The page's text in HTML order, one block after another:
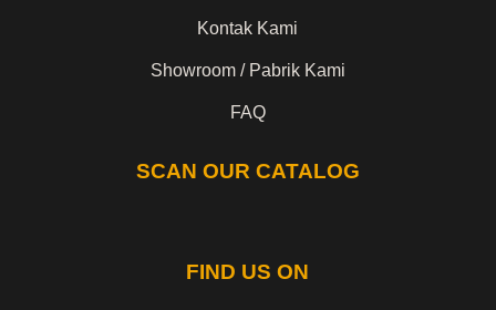
Kontak Kami
Showroom / Pabrik Kami
FAQ
SCAN OUR CATALOG
FIND US ON